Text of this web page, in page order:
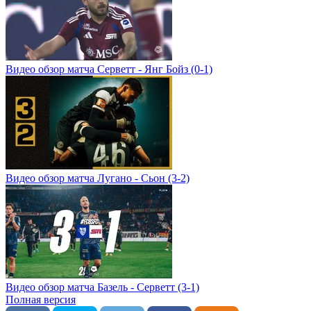
Видео обзор матча Серветт - Янг Бойз (0-1)
Видео обзор матча Лугано - Сьон (3-2)
Видео обзор матча Базель - Серветт (3-1)
Полная версия